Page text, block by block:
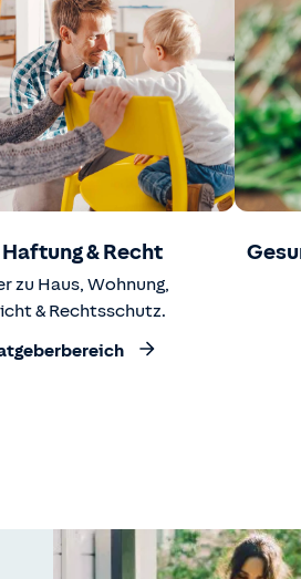
Haftung & Recht
zu Haus, Wohnung,
& Rechtsschutz.